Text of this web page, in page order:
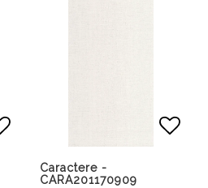
Lägg till i favoritlistan
Caractere -
CARA201170909